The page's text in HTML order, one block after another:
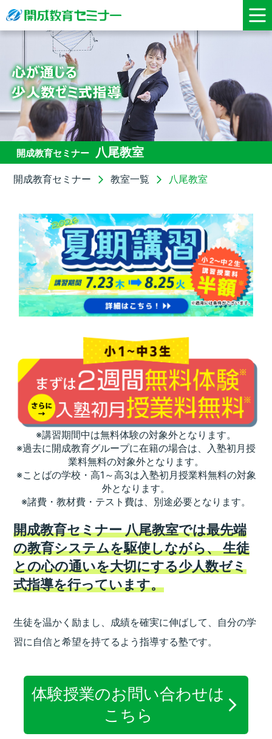
開成教育セミナー 八尾教室
開成教育セミナー 教室一覧 八尾教室
※講習期間中は無料体験の対象外となります。
※過去に開成教育グループに在籍の場合は、入塾初月授
業料無料の対象外となります。
※ことばの学校・高1～高3は入塾初月授業料無料の対象
外となります。
※諸費・教材費・テスト費は、別途必要となります。
開成教育セミナー 八尾教室では最先端
の教育システムを駆使しながら、生徒
との心の通いを大切にする少人数ゼミ
式指導を行っています。
生徒を温かく励まし、成績を確実に伸ばして、 自分の学
習に自信と希望を持てるよう指導する塾です。
体験授業のお問い合わせは
こちら